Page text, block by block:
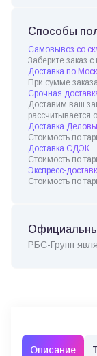
Способы
Самовывоз со
Заберите заказ
Доставка по
При сумме
Срочная
Доставим ваш
рассчитывается
Доставка
Стоимость по
Доставка СДЭК
Стоимость по
Экспресс-
Стоимость по
РБС-Групп
Описание